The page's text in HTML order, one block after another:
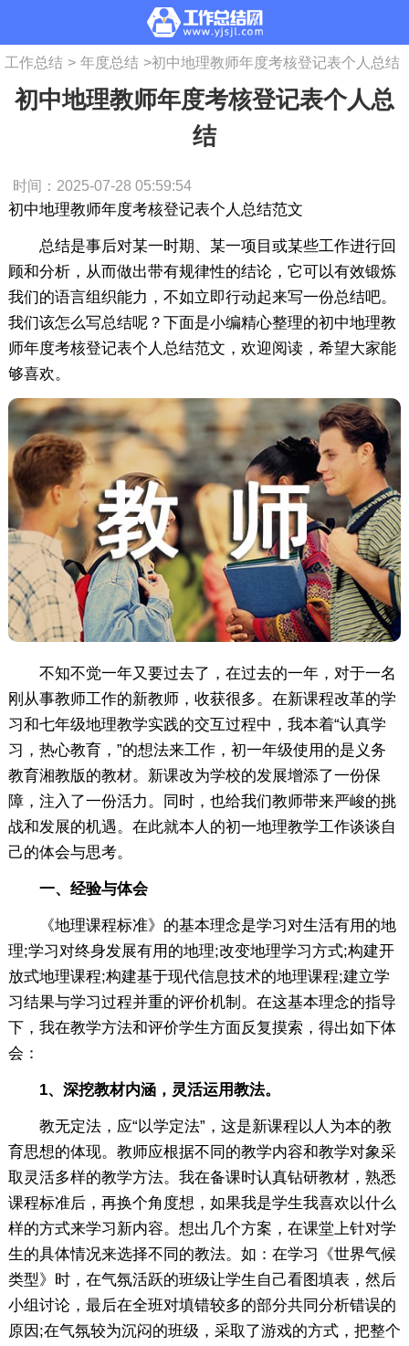
工作总结 > 年度总结 >初中地理教师年度考核登记表个人总结
初中地理教师年度考核登记表个人总
结
时间：2025-07-28 05:59:54
初中地理教师年度考核登记表个人总结范文
总结是事后对某一时期、某一项目或某些工作进行回
顾和分析，从而做出带有规律性的结论，它可以有效锻炼
我们的语言组织能力，不如立即行动起来写一份总结吧。
我们该怎么写总结呢？下面是小编精心整理的初中地理教
师年度考核登记表个人总结范文，欢迎阅读，希望大家能
够喜欢。
不知不觉一年又要过去了，在过去的一年，对于一名
刚从事教师工作的新教师，收获很多。在新课程改革的学
习和七年级地理教学实践的交互过程中，我本着“认真学
习，热心教育，”的想法来工作，初一年级使用的是义务
教育湘教版的教材。新课改为学校的发展增添了一份保
障，注入了一份活力。同时，也给我们教师带来严峻的挑
战和发展的机遇。在此就本人的初一地理教学工作谈谈自
己的体会与思考。
一、经验与体会
《地理课程标准》的基本理念是学习对生活有用的地
理;学习对终身发展有用的地理;改变地理学习方式;构建开
放式地理课程;构建基于现代信息技术的地理课程;建立学
习结果与学习过程并重的评价机制。在这基本理念的指导
下，我在教学方法和评价学生方面反复摸索，得出如下体
会：
1、深挖教材内涵，灵活运用教法。
教无定法，应“以学定法”，这是新课程以人为本的教
育思想的体现。教师应根据不同的教学内容和教学对象采
取灵活多样的教学方法。我在备课时认真钻研教材，熟悉
课程标准后，再换个角度想，如果我是学生我喜欢以什么
样的方式来学习新内容。想出几个方案，在课堂上针对学
生的具体情况来选择不同的教法。如：在学习《世界气候
类型》时，在气氛活跃的班级让学生自己看图填表，然后
小组讨论，最后在全班对填错较多的部分共同分析错误的
原因;在气氛较为沉闷的班级，采取了游戏的方式，把整个